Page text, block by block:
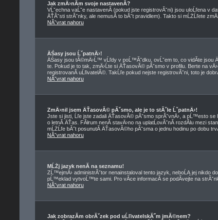
Jak zmÄ›nĂ­m svoje nastavenĂ­?
VĹˇechna vaĹˇe nastavenĂ­ (pokud jste registrovĂˇni) jsou uloĹľena v
ÄŤĂˇsti strĂˇnky, ale nemusĂ­ to bĂ˝t pravidlem). Takto si mĹŻĹľete
NĂˇvrat nahoru
ÄŚasy jsou ĹˇpatnÄ›!
ÄŚasy jsou tĂ©mÄ›Ĺ™ vĹľdy v poĹ™Ăˇdku, ovĹˇem to, co vidĂ­te
te. Pokud je to tak, zmÄ›Ĺte si ÄŤasovĂ© pĂˇsmo v profilu. Berte na
registrovanĂ­ uĹľivatelĂ©. TakĹľe pokud nejste registrovĂˇni, toto je
NĂˇvrat nahoru
ZmÄ›nil jsem ÄŤasovĂ© pĂˇsmo, ale je to stĂˇle ĹˇpatnÄ›!
Jste si jisti, Ĺľe jste zadali ÄŤasovĂ© pĂˇsmo sprĂˇvnÄ›, a pĹ™esto se
o letnĂ­ ÄŤas. FĂłrum nenĂ­ stavÄ›no na uplatĹovĂˇnĂ­ rozdĂ­lu mezi
mĹŻĹľe bĂ˝t posunutĂ­ ÄŤasovĂ©ho pĂˇsma o jednu hodinu po dobu
NĂˇvrat nahoru
MĹŻj jazyk nenĂ­ na seznamu!
ZĹ™ejmÄ› administrĂˇtor nenainstaloval tento jazyk, neboĹĄ jej nikdo
pĹ™eklad vytvoĹ™te sami. Pro vĂ­ce informacĂ­ se podĂ­vejte na
NĂˇvrat nahoru
Jak zobrazĂ­m obrĂˇzek pod uĹľivatelskĂ˝m jmĂ©nem?